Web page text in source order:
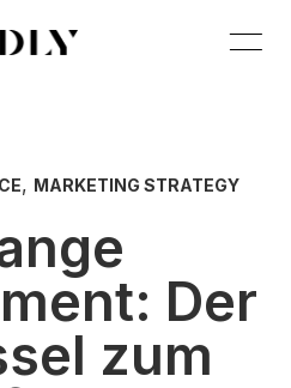
, MARKETING STRATEGY
Der
zum